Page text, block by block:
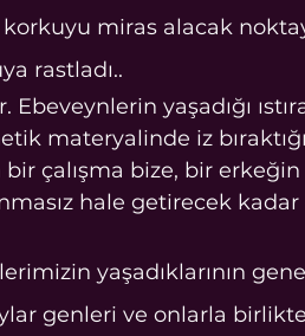
korkuyu miras alacak
rastladı..
yaşadığı
materyalinde iz
çalışma bize, bir erkeğin
hale getirecek
yaşadıklarının
genleri ve onlarla